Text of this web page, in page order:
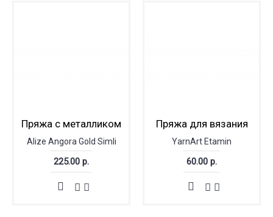
Пряжа с металликом
Alize Angora Gold Simli
225.00 р.
Пряжа для вязания
YarnArt Etamin
60.00 р.